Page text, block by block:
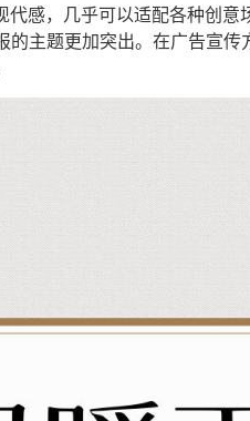
感，几乎可以适配各种创
主题更加突出。在广告宣